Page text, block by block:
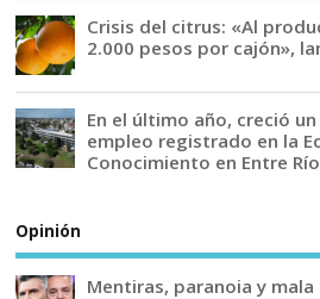
Crisis del citrus: «Al
2.000 pesos por cajón»,
En el último año, creció
empleo registrado en la
Conocimiento en Entre
Opinión
Mentiras, paranoia y mala